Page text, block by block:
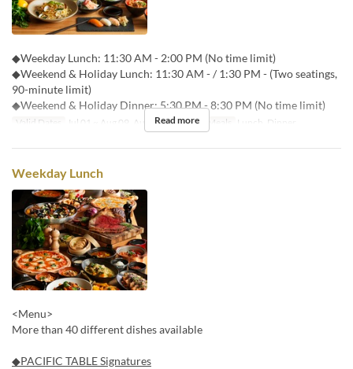
◆Weekday Lunch: 11:30 AM - 2:00 PM (No time limit)
◆Weekend & Holiday Lunch: 11:30 AM - / 1:30 PM - (Two seatings,
90-minute limit)
◆Weekend & Holiday Dinner: 5:30 PM - 8:30 PM (No time limit)
Valid Dates Jul 01 ~ Aug 09, Aug 17 ~ Aug 31 Meals Lunch, Dinner
Read more
Weekday Lunch
<Menu>
More than 40 different dishes available
◆PACIFIC TABLE Signatures